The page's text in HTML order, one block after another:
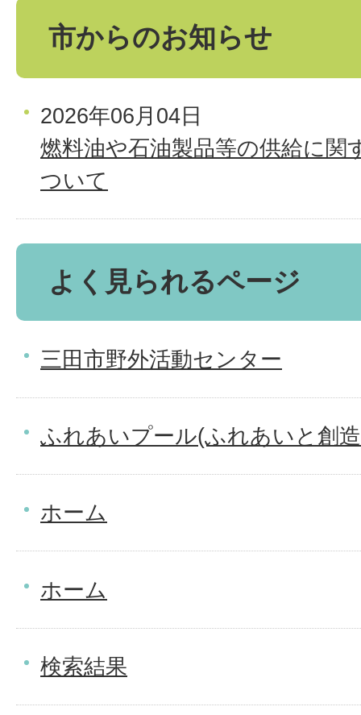
市からのお知らせ
2026年06月04日
燃料油や石油製品等の供給に関
ついて
よく見られるページ
三田市野外活動センター
ふれあいプール(ふれあいと創
ホーム
ホーム
検索結果